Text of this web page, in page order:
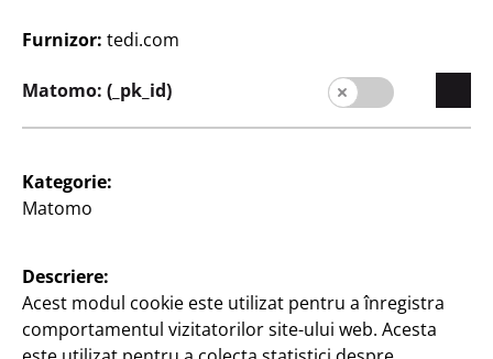
Protecția datelor
Politica de cookies-uri
Furnizor: tedi.com
Matomo: (_pk_id)
Kategorie:
Matomo
Descriere:
Acest modul cookie este utilizat pentru a înregistra
comportamentul vizitatorilor site-ului web. Acesta